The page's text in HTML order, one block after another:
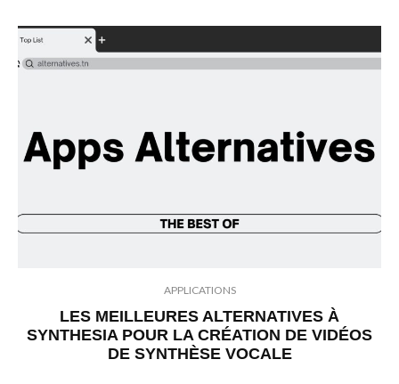
APPLICATIONS
LES MEILLEURES ALTERNATIVES À
SYNTHESIA POUR LA CRÉATION DE VIDÉOS
DE SYNTHÈSE VOCALE